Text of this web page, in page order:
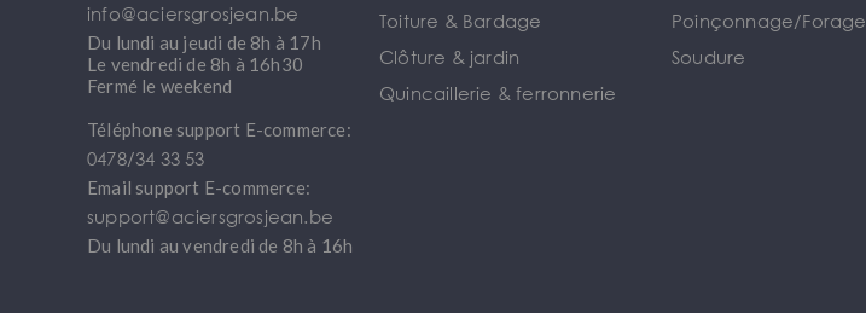
info@aciersgrosjean.be
Du lundi au jeudi de 8h à 17h
Le vendredi de 8h à 16h30
Fermé le weekend
Téléphone support E-commerce:
0478/34 33 53
Email support E-commerce:
support@aciersgrosjean.be
Du lundi au vendredi de 8h à 16h
Toiture & Bardage
Clôture & jardin
Quincaillerie & ferronnerie
Poinçonnage/Forage
Soudure